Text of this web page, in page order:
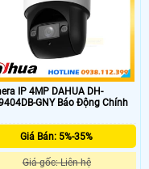
IP 4MP DAHUA DH-
GNY Báo Động Chính
Giá Bán: 5%-35%
Giá gốc: Liên hệ